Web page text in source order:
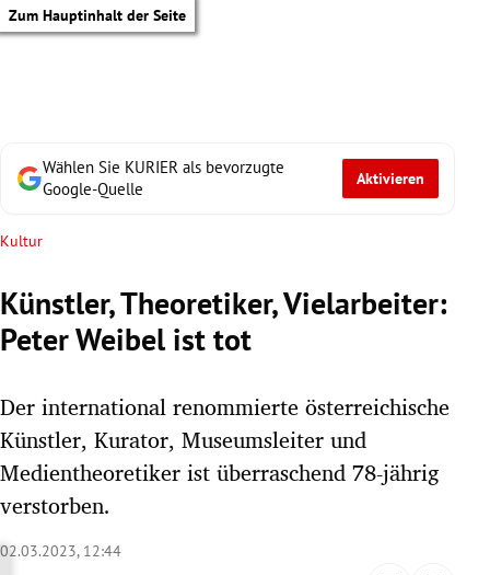
Zum Hauptinhalt der Seite
Untermenü
Untermenü
Untermenü
Wählen Sie KURIER als bevorzugte
Google-Quelle
Aktivieren
Kultur
Künstler, Theoretiker, Vielarbeiter:
Peter Weibel ist tot
Der international renommierte österreichische
Künstler, Kurator, Museumsleiter und
Medientheoretiker ist überraschend 78-jährig
verstorben.
02.03.2023, 12:44